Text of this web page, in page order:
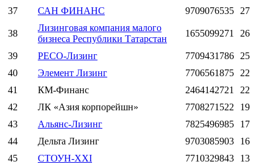
37 САН ФИНАНС 9709076535 27
38
Лизинговая компания малого
бизнеса Республики Татарстан
1655099271 26
39 РЕСО-Лизинг 7709431786 25
40
Элемент Лизинг 7706561875 22
41
КМ-Финанс 2464142721
22
42
ЛК «Азия корпорейшн» 7708271522
19
43
Альянс-Лизинг 7825496985
17
44
Дельта Лизинг 9703085903
16
45
СТОУН-XXI 7710329843 13